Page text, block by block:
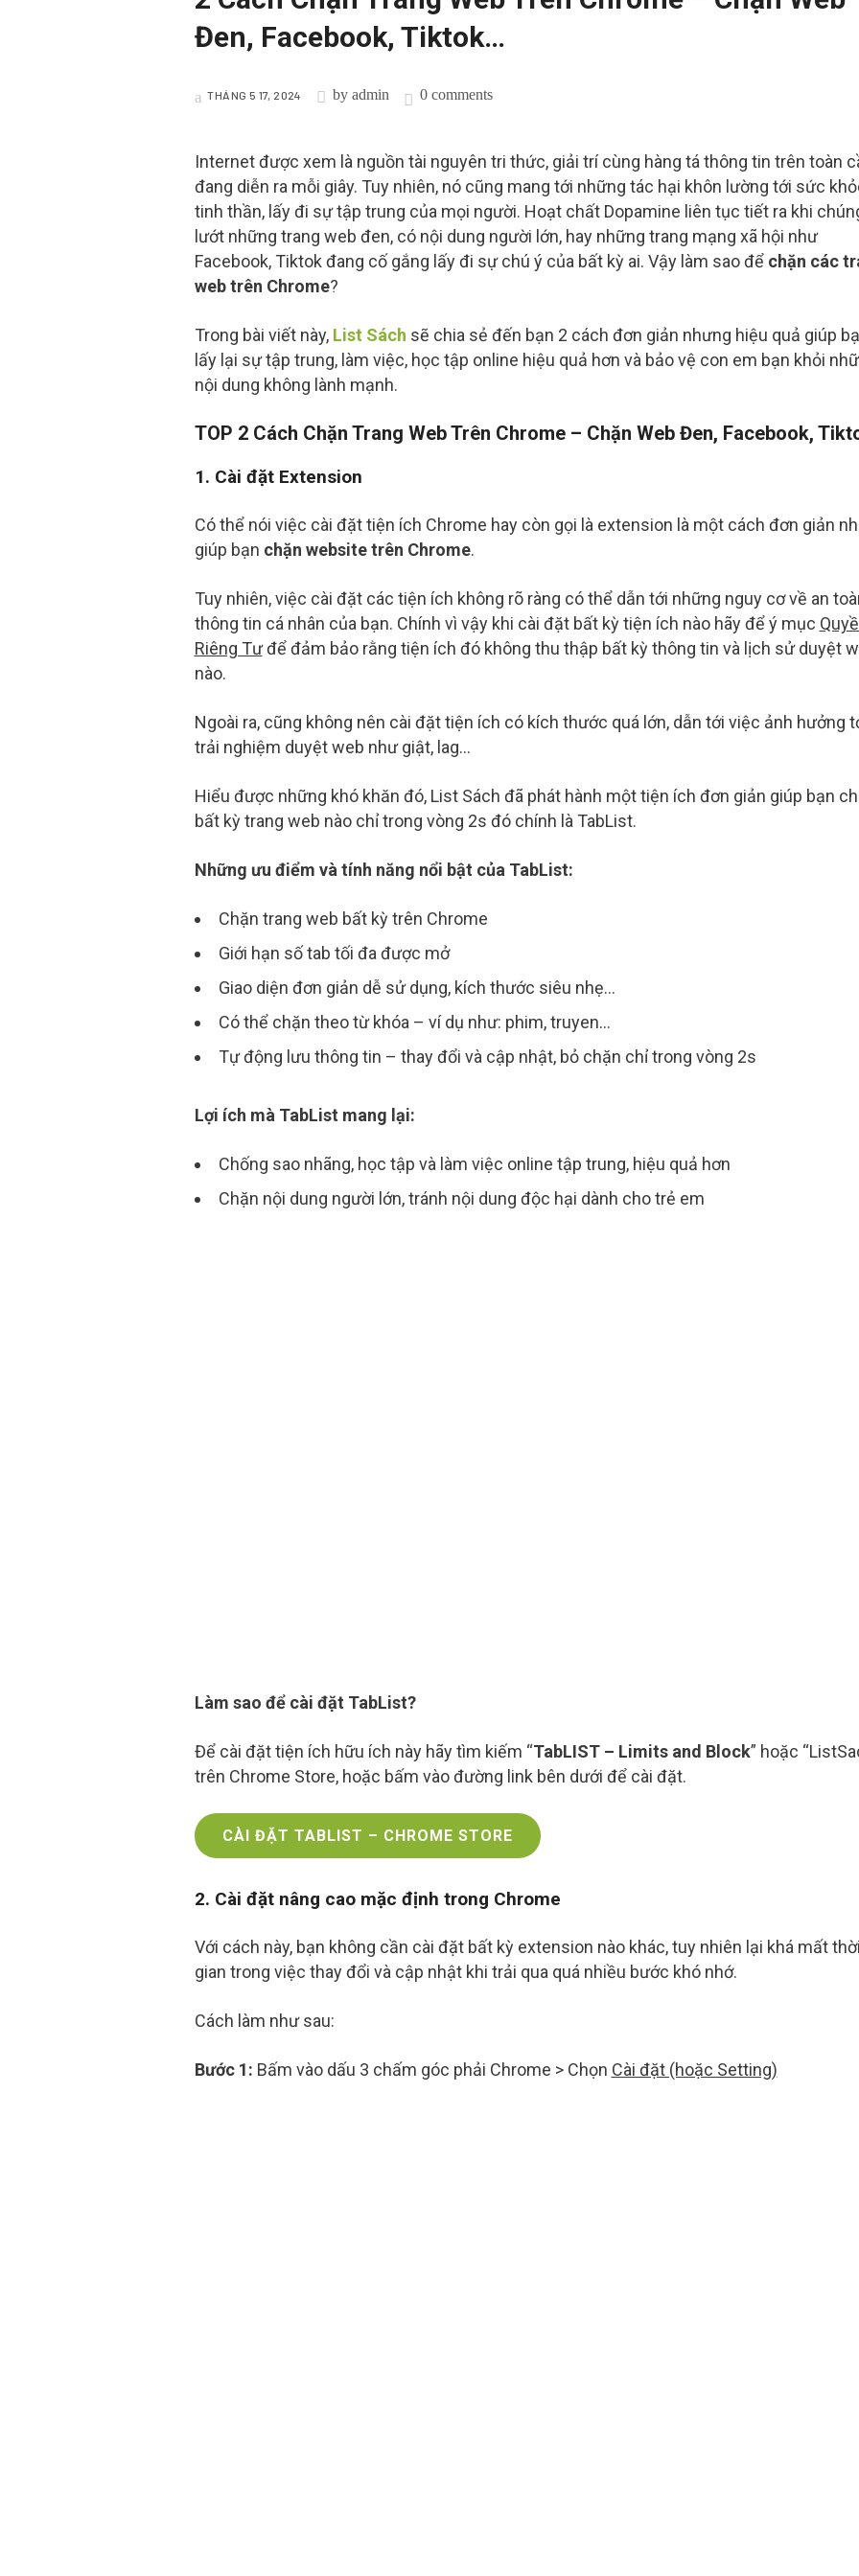
Đen, Facebook, Tiktok…
THÁNG 5 17, 2024 by admin 0 comments
Internet được xem là nguồn tài nguyên tri thức, giải trí cùng hàng tá thông tin trên toàn
đang diễn ra mỗi giây. Tuy nhiên, nó cũng mang tới những tác hại khôn lường tới sức
tinh thần, lấy đi sự tập trung của mọi người. Hoạt chất Dopamine liên tục tiết ra khi
lướt những trang web đen, có nội dung người lớn, hay những trang mạng xã hội như
Facebook, Tiktok đang cố gắng lấy đi sự chú ý của bất kỳ ai. Vậy làm sao để chặn các
web trên Chrome?
Trong bài viết này, List Sách sẽ chia sẻ đến bạn 2 cách đơn giản nhưng hiệu quả giúp
lấy lại sự tập trung, làm việc, học tập online hiệu quả hơn và bảo vệ con em bạn khỏi
nội dung không lành mạnh.
TOP 2 Cách Chặn Trang Web Trên Chrome – Chặn Web Đen, Facebook,
1. Cài đặt Extension
Có thể nói việc cài đặt tiện ích Chrome hay còn gọi là extension là một cách đơn giản
giúp bạn chặn website trên Chrome.
Tuy nhiên, việc cài đặt các tiện ích không rõ ràng có thể dẫn tới những nguy cơ về an
thông tin cá nhân của bạn. Chính vì vậy khi cài đặt bất kỳ tiện ích nào hãy để ý mục
Riêng Tưđể đảm bảo rằng tiện ích đó không thu thập bất kỳ thông tin và lịch sử duyệt
nào.
Ngoài ra, cũng không nên cài đặt tiện ích có kích thước quá lớn, dẫn tới việc ảnh hưởng
trải nghiệm duyệt web như giật, lag…
Hiểu được những khó khăn đó, List Sách đã phát hành một tiện ích đơn giản giúp bạn
bất kỳ trang web nào chỉ trong vòng 2s đó chính là TabList.
Những ưu điểm và tính năng nổi bật của TabList:
Chặn trang web bất kỳ trên Chrome
Giới hạn số tab tối đa được mở
Giao diện đơn giản dễ sử dụng, kích thước siêu nhẹ…
Có thể chặn theo từ khóa – ví dụ như: phim, truyen…
Tự động lưu thông tin – thay đổi và cập nhật, bỏ chặn chỉ trong vòng 2s
Lợi ích mà TabList mang lại:
Chống sao nhãng, học tập và làm việc online tập trung, hiệu quả hơn
Chặn nội dung người lớn, tránh nội dung độc hại dành cho trẻ em
Làm sao để cài đặt TabList?
Để cài đặt tiện ích hữu ích này hãy tìm kiếm “TabLIST – Limits and Block” hoặc
trên Chrome Store, hoặc bấm vào đường link bên dưới để cài đặt.
CÀI ĐẶT TABLIST – CHROME STORE
2. Cài đặt nâng cao mặc định trong Chrome
Với cách này, bạn không cần cài đặt bất kỳ extension nào khác, tuy nhiên lại khá mất thời
gian trong việc thay đổi và cập nhật khi trải qua quá nhiều bước khó nhớ.
Cách làm như sau:
Bước 1: Bấm vào dấu 3 chấm góc phải Chrome > Chọn Cài đặt (hoặc Setting)